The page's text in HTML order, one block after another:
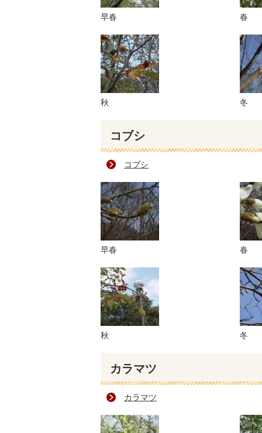
早春 春
秋 冬
コブシ
コブシ
早春 春
秋 冬
カラマツ
カラマツ